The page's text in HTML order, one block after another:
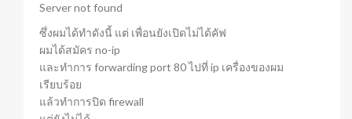
Server not found
ซึ่งผมได้ทำดังนี้ แต่ เพื่อนยังเปิดไม่ได้คัฟ
ผมได้สมัคร no-ip
และทำการ forwarding port 80 ไปที่ ip เครื่องของผม
เรียบร้อย
แล้วทำการปิด firewall